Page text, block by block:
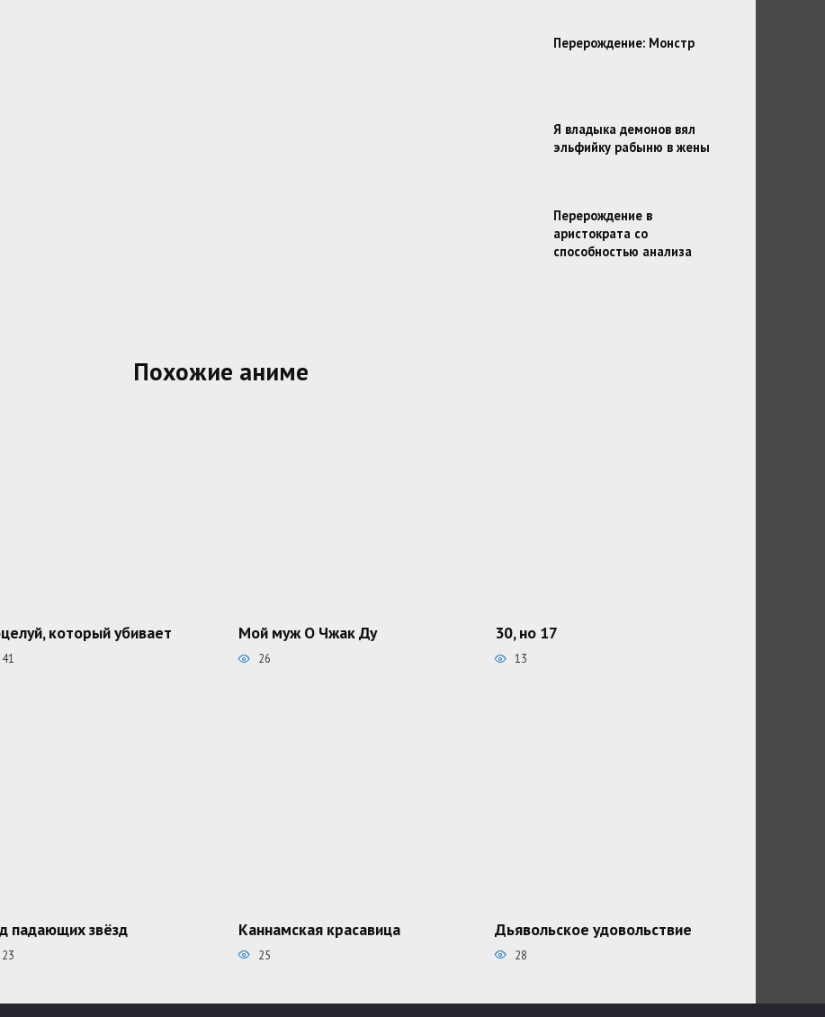
Перерождение: Монстр
Я владыка демонов вял
эльфийку рабыню в жены
Перерождение в
аристократа со
способностью анализа
Похожие аниме
который убивает
41
Мой муж О Чжак Ду
26
30, но 17
13
падающих звёзд
23
Каннамская красавица
25
Дьявольское удовольствие
28